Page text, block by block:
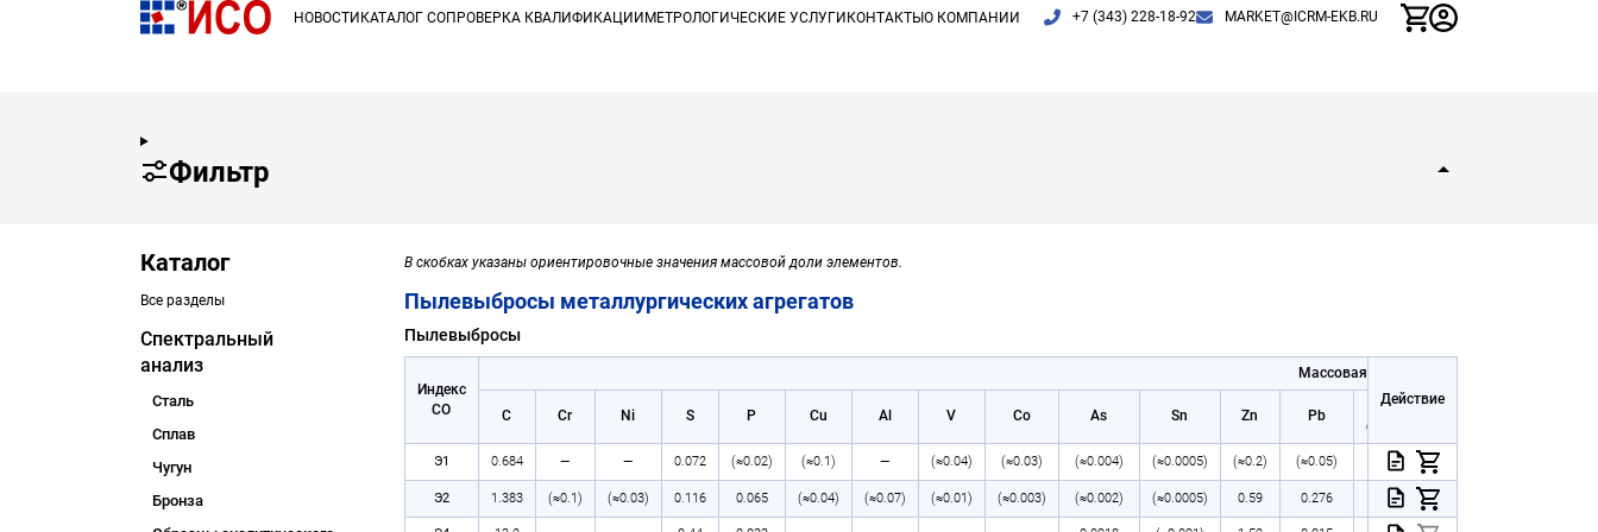
НОВОСТИКАТАЛОГ СОПРОВЕРКА КВАЛИФИКАЦИИМЕТРОЛОГИЧЕСКИЕ УСЛУГИКОНТАКТЫО КОМПАНИИ +7 (343) 228-18-92 MARKET@ICRM-EKB.RU
Фильтр
Каталог
Все разделы
Спектральный
анализ
Сталь
Сплав
Чугун
Бронза
В скобках указаны ориентировочные значения массовой доли элементов.
Пылевыбросы металлургических агрегатов
Пылевыбросы
Индекс
СО
Массовая доля элементов
Действие
C
Cr Ni S P Cu Al V Co As Sn Zn Pb
Fe
общее
Э1 0.684 — — 0.072 (≈0.02) (≈0.1) — (≈0.04) (≈0.03) (≈0.004) (≈0.0005) (≈0.2) (≈0.05) 29.7 (≈21)
Э2 1.383 (≈0.1) (≈0.03) 0.116 0.065 (≈0.04) (≈0.07) (≈0.01) (≈0.003) (≈0.002) (≈0.0005) 0.59 0.276 56.4